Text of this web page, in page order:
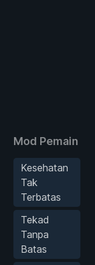
Mod Pemain
Kesehatan
Tak
Terbatas
Tekad
Tanpa
Batas